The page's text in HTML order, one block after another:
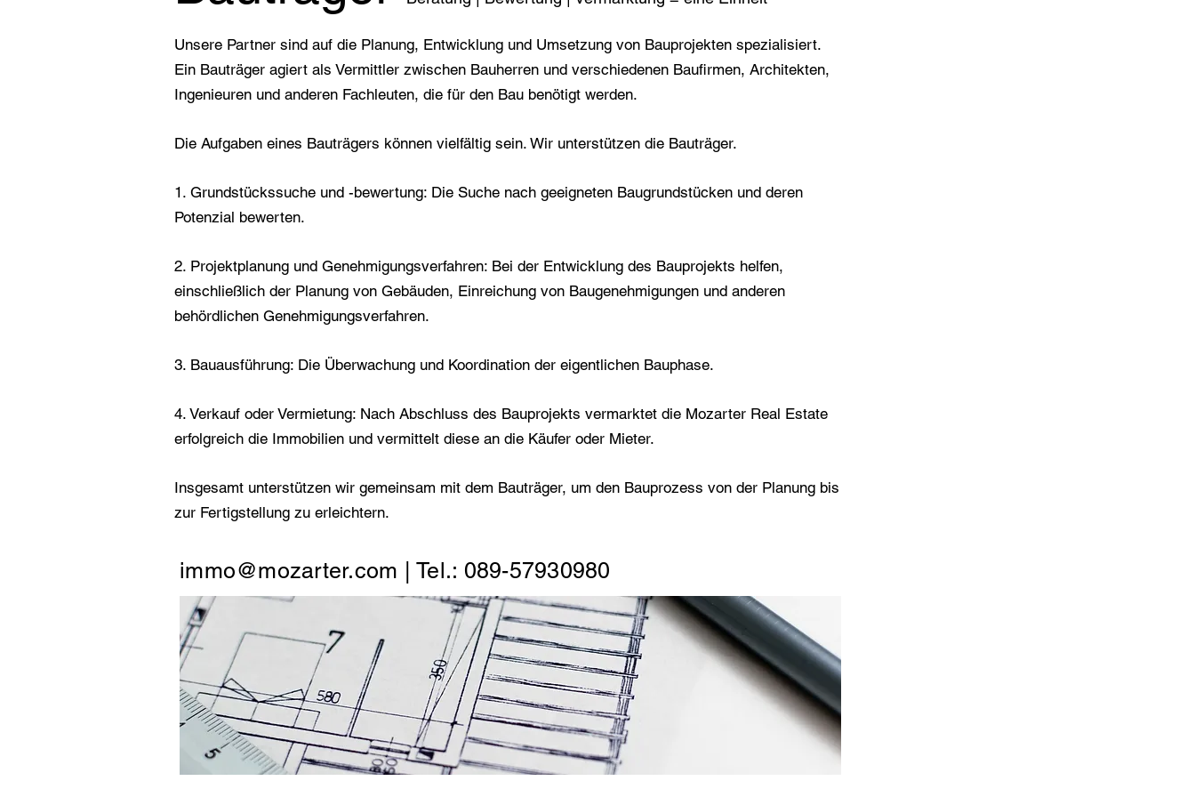
Unsere Partner sind auf die Planung, Entwicklung und Umsetzung von Bauprojekten spezialisiert.
Ein Bauträger agiert als Vermittler zwischen Bauherren und verschiedenen Baufirmen, Architekten,
Ingenieuren und anderen Fachleuten, die für den Bau benötigt werden.
Die Aufgaben eines Bauträgers können vielfältig sein. Wir unterstützen die Bauträger.
1. Grundstückssuche und -bewertung: Die Suche nach geeigneten Baugrundstücken und deren
Potenzial bewerten.
2. Projektplanung und Genehmigungsverfahren: Bei der Entwicklung des Bauprojekts helfen,
einschließlich der Planung von Gebäuden, Einreichung von Baugenehmigungen und anderen
behördlichen Genehmigungsverfahren.
3. Bauausführung: Die Überwachung und Koordination der eigentlichen Bauphase.
4. Verkauf oder Vermietung: Nach Abschluss des Bauprojekts vermarktet die Mozarter Real Estate
erfolgreich die Immobilien und vermittelt diese an die Käufer oder Mieter.
Insgesamt unterstützen wir gemeinsam mit dem Bauträger, um den Bauprozess von der Planung bis
zur Fertigstellung zu erleichtern.
immo@mozarter.com | Tel.: 089-57930980